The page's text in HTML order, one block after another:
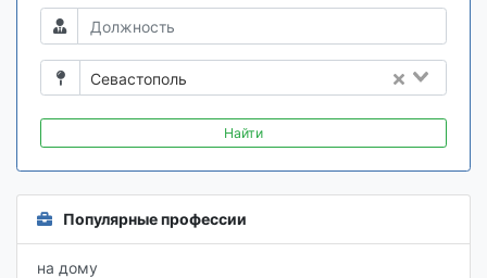
Популярные профессии
на дому
Севастополь
Найти